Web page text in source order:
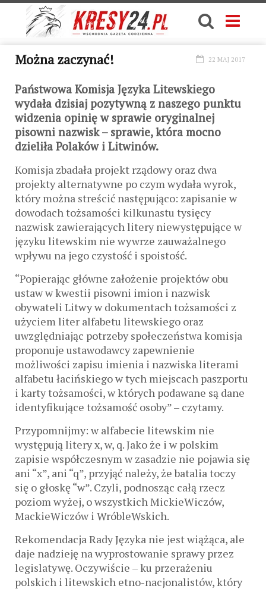
Można zaczynać! 22 MAJ 2017
Państwowa Komisja Języka Litewskiego
wydała dzisiaj pozytywną z naszego punktu
widzenia opinię w sprawie oryginalnej
pisowni nazwisk – sprawie, która mocno
dzieliła Polaków i Litwinów.
Komisja zbadała projekt rządowy oraz dwa
projekty alternatywne po czym wydała wyrok,
który można streścić następująco: zapisanie w
dowodach tożsamości kilkunastu tysięcy
nazwisk zawierających litery niewystępujące w
języku litewskim nie wywrze zauważalnego
wpływu na jego czystość i spoistość.
“Popierając główne założenie projektów obu
ustaw w kwestii pisowni imion i nazwisk
obywateli Litwy w dokumentach tożsamości z
użyciem liter alfabetu litewskiego oraz
uwzględniając potrzeby społeczeństwa komisja
proponuje ustawodawcy zapewnienie
możliwości zapisu imienia i nazwiska literami
alfabetu łacińskiego w tych miejscach paszportu
i karty tożsamości, w których podawane są dane
identyfikujące tożsamość osoby” – czytamy.
Przypomnijmy: w alfabecie litewskim nie
występują litery x, w, q. Jako że i w polskim
zapisie współczesnym w zasadzie nie pojawia się
ani “x”, ani “q”, przyjąć należy, że batalia toczy
się o głoskę “w”. Czyli, podnosząc całą rzecz
poziom wyżej, o wszystkich MickieWiczów,
MackieWiczów i WróbleWskich.
Rekomendacja Rady Języka nie jest wiążąca, ale
daje nadzieję na wyprostowanie sprawy przez
legislatywę. Oczywiście – ku przerażeniu
polskich i litewskich etno-nacjonalistów, który